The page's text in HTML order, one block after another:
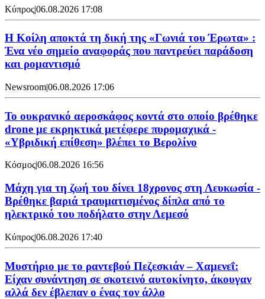
Κύπρος|06.08.2026 17:08
Η Κοίλη αποκτά τη δική της «Γωνιά του Έρωτα» :
Ένα νέο σημείο αναφοράς που παντρεύει παράδοση
και ρομαντισμό
Newsroom|06.08.2026 17:06
Το ουκρανικό αεροσκάφος κοντά στο οποίο βρέθηκε
drone με εκρηκτικά μετέφερε πυρομαχικά -
«Υβριδική επίθεση» βλέπει το Βερολίνο
Κόσμος|06.08.2026 16:56
Μάχη για τη ζωή του δίνει 18χρονος στη Λευκωσία -
Βρέθηκε βαριά τραυματισμένος δίπλα από το
ηλεκτρικό του ποδήλατο στην Λεμεσό
Κύπρος|06.08.2026 17:40
Μυστήριο με το ραντεβού Πεζεσκιάν – Χαμενεΐ:
Είχαν συνάντηση σε σκοτεινό αυτοκίνητο, άκουγαν
αλλά δεν έβλεπαν ο ένας τον άλλο